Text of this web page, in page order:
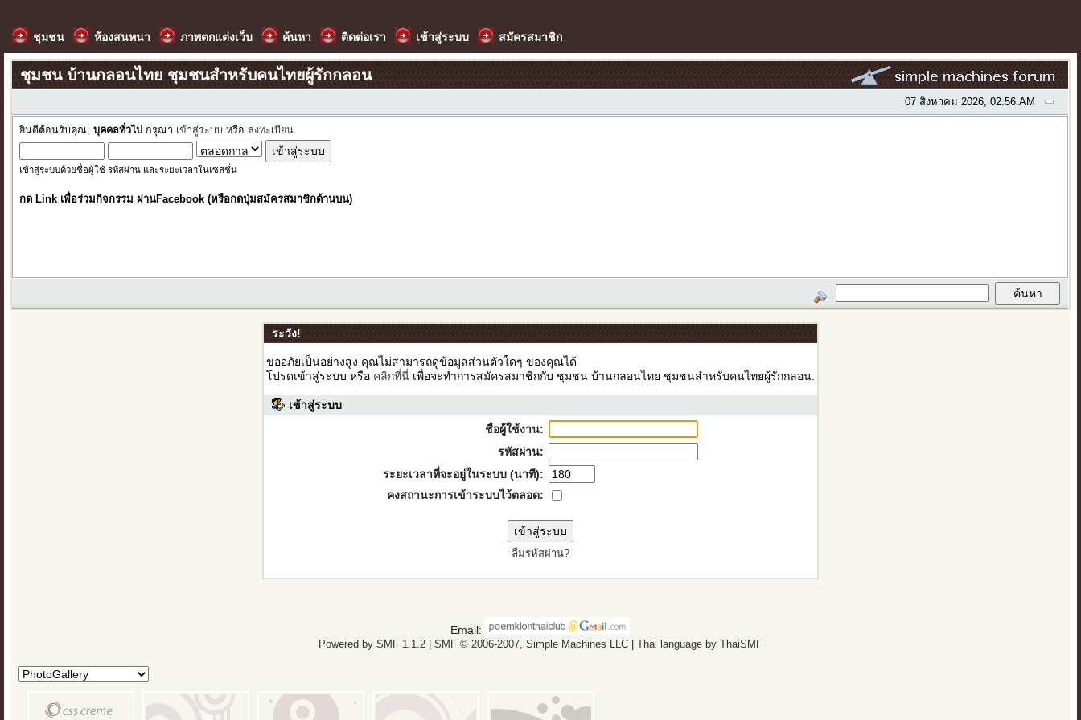
ชุมชน ห้องสนทนา ภาพตกแต่งเว็บ ค้นหา ติดต่อเรา เข้าสู่ระบบ สมัครสมาชิก
ชุมชน บ้านกลอนไทย ชุมชนสำหรับคนไทยผู้รักกลอน
07 สิงหาคม 2026, 02:56:AM
ยินดีต้อนรับคุณ,บุคคลทั่วไป กรุณา เข้าสู่ระบบ หรือ ลงทะเบียน
เข้าสู่ระบบด้วยชื่อผู้ใช้ รหัสผ่าน และระยะเวลาในเซสชั่น
กด Link เพื่อร่วมกิจกรรม ผ่านFacebook (หรือกดปุ่มสมัครสมาชิกด้านบน)
ระวัง!
ขออภัยเป็นอย่างสูง คุณไม่สามารถดูข้อมูลส่วนตัวใดๆ ของคุณได้
โปรดเข้าสู่ระบบ หรือ คลิกที่นี่เพื่อจะทำการสมัครสมาชิกกับ ชุมชน บ้านกลอนไทย ชุมชนสำหรับคนไทยผู้รักกลอน.
เข้าสู่ระบบ
ชื่อผู้ใช้งาน:
รหัสผ่าน:
ระยะเวลาที่จะอยู่ในระบบ (นาที):
คงสถานะการเข้าระบบไว้ตลอด:
ลืมรหัสผ่าน?
Email:
Powered by SMF 1.1.2| SMF © 2006-2007, Simple Machines LLC| Thai language by ThaiSMF